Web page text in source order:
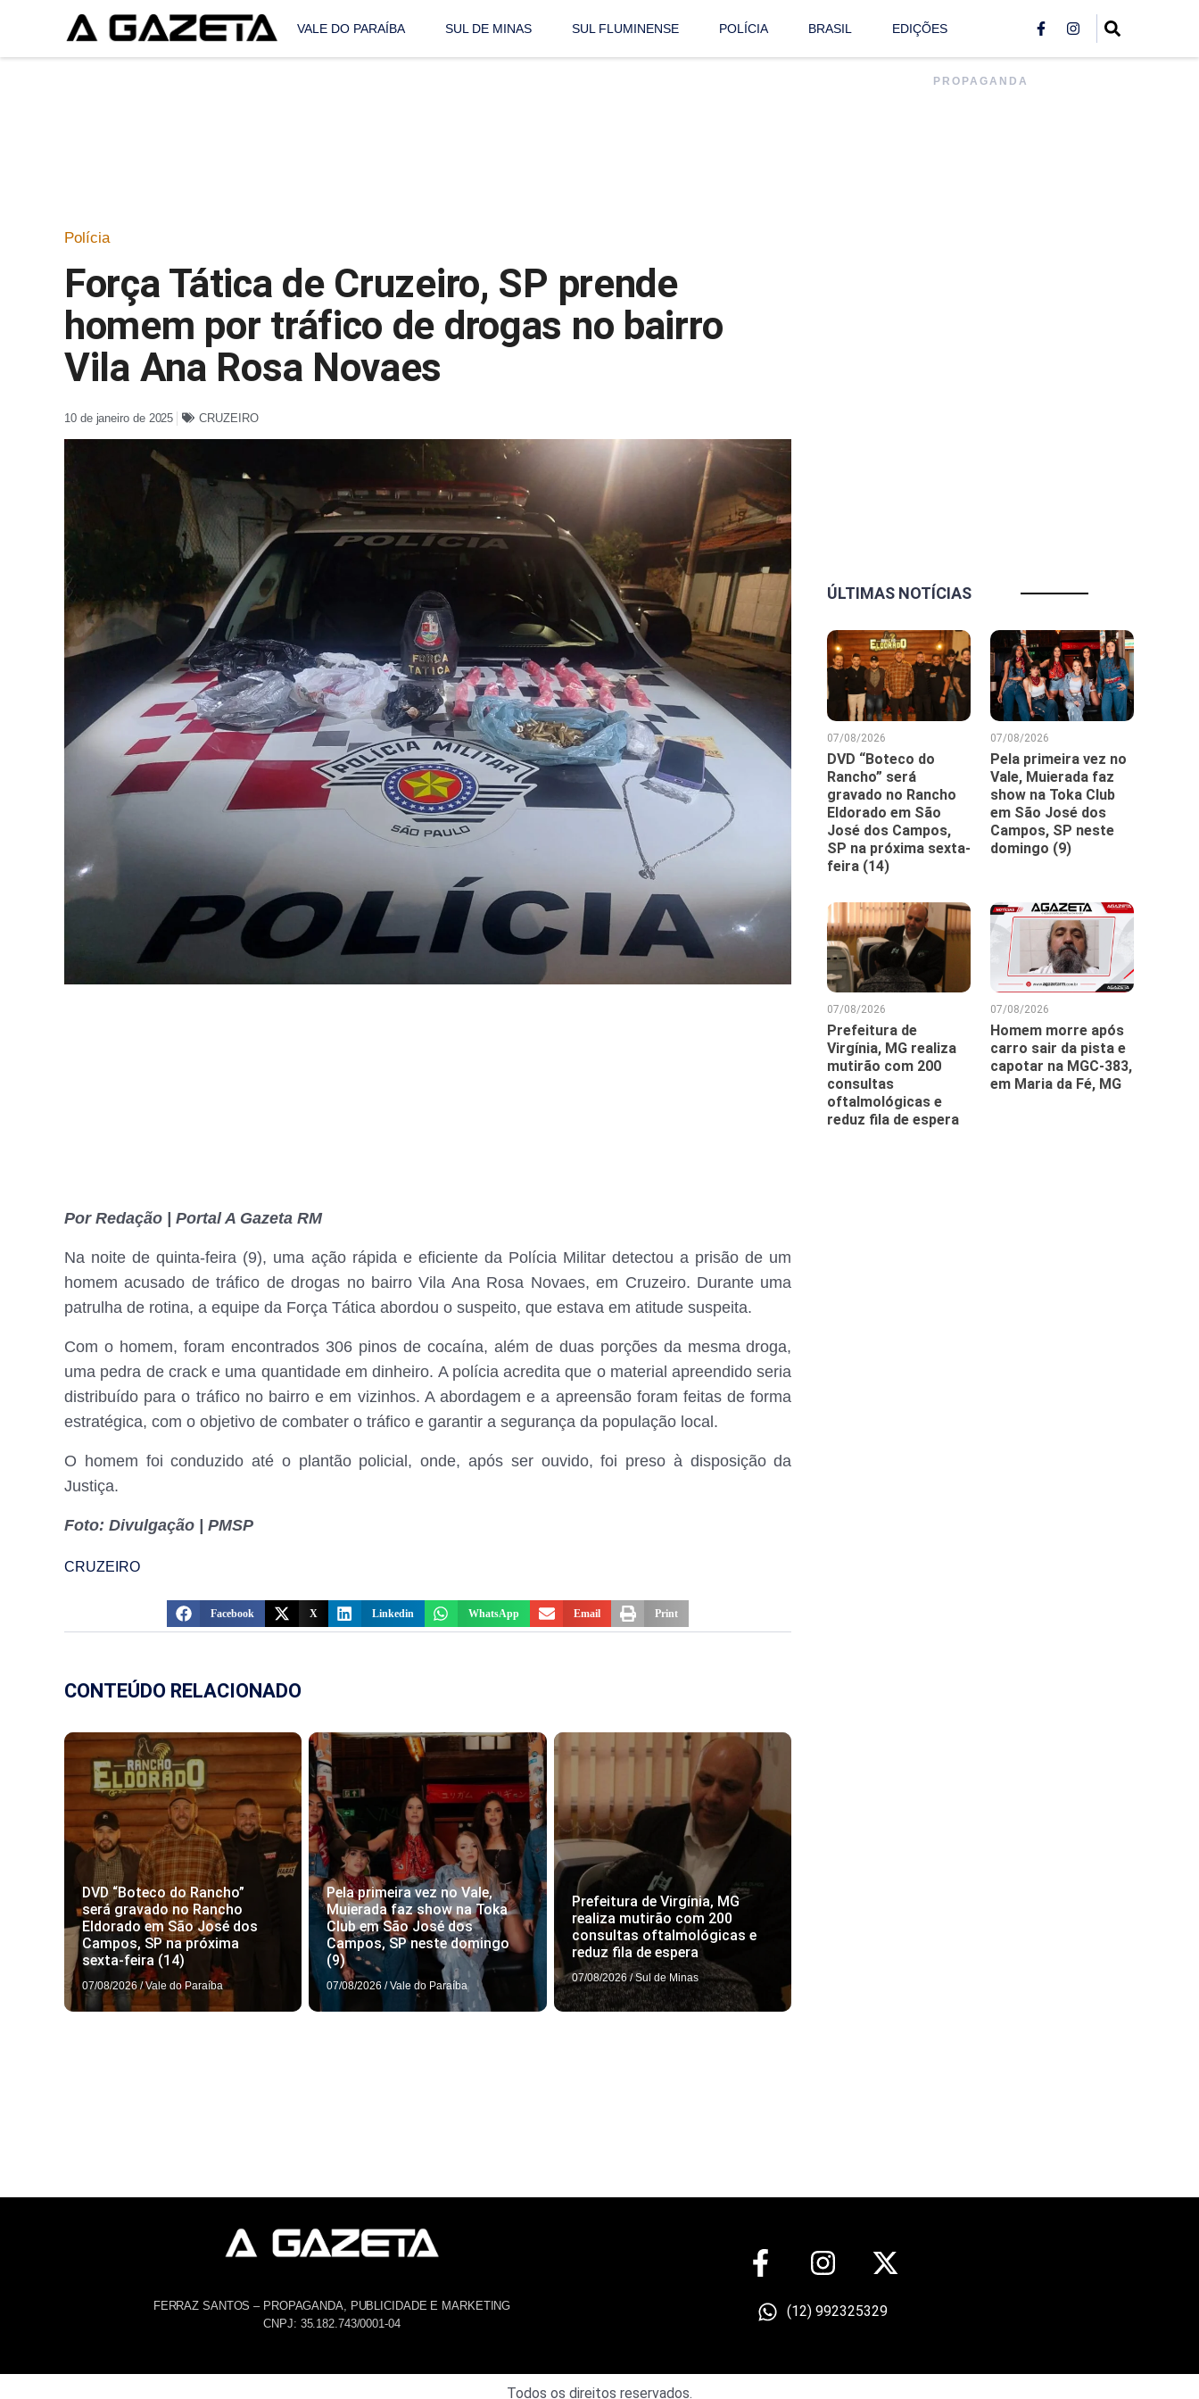
VALE DO PARAÍBA SUL DE MINAS SUL FLUMINENSE POLÍCIA BRASIL EDIÇÕES
Polícia
Força Tática de Cruzeiro, SP prende
homem por tráfico de drogas no bairro
Vila Ana Rosa Novaes
10 de janeiro de 2025 CRUZEIRO
Por Redação | Portal A Gazeta RM
Na noite de quinta-feira (9), uma ação rápida e eficiente da Polícia Militar detectou a prisão de um
homem acusado de tráfico de drogas no bairro Vila Ana Rosa Novaes, em Cruzeiro. Durante uma
patrulha de rotina, a equipe da Força Tática abordou o suspeito, que estava em atitude suspeita.
Com o homem, foram encontrados 306 pinos de cocaína, além de duas porções da mesma droga,
uma pedra de crack e uma quantidade em dinheiro. A polícia acredita que o material apreendido seria
distribuído para o tráfico no bairro e em vizinhos. A abordagem e a apreensão foram feitas de forma
estratégica, com o objetivo de combater o tráfico e garantir a segurança da população local.
O homem foi conduzido até o plantão policial, onde, após ser ouvido, foi preso à disposição da
Justiça.
Foto: Divulgação | PMSP
CRUZEIRO
Facebook X Linkedin WhatsApp Email Print
CONTEÚDO RELACIONADO
DVD “Boteco do Rancho”
será gravado no Rancho
Eldorado em São José dos
Campos, SP na próxima
sexta-feira (14)
07/08/2026 / Vale do Paraíba
Pela primeira vez no Vale,
Muierada faz show na Toka
Club em São José dos
Campos, SP neste domingo
(9)
07/08/2026 / Vale do Paraíba
Prefeitura de Virgínia, MG
realiza mutirão com 200
consultas oftalmológicas e
reduz fila de espera
07/08/2026 / Sul de Minas
PROPAGANDA
ÚLTIMAS NOTÍCIAS
07/08/2026
DVD “Boteco do
Rancho” será
gravado no Rancho
Eldorado em São
José dos Campos,
SP na próxima sexta-
feira (14)
07/08/2026
Pela primeira vez no
Vale, Muierada faz
show na Toka Club
em São José dos
Campos, SP neste
domingo (9)
07/08/2026
Prefeitura de
Virgínia, MG realiza
mutirão com 200
consultas
oftalmológicas e
reduz fila de espera
07/08/2026
Homem morre após
carro sair da pista e
capotar na MGC-383,
em Maria da Fé, MG
FERRAZ SANTOS – PROPAGANDA, PUBLICIDADE E MARKETING
CNPJ: 35.182.743/0001-04
(12) 992325329
Todos os direitos reservados.